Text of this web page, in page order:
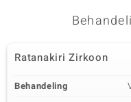
Ratanakiri Zirkoon
Behandeling